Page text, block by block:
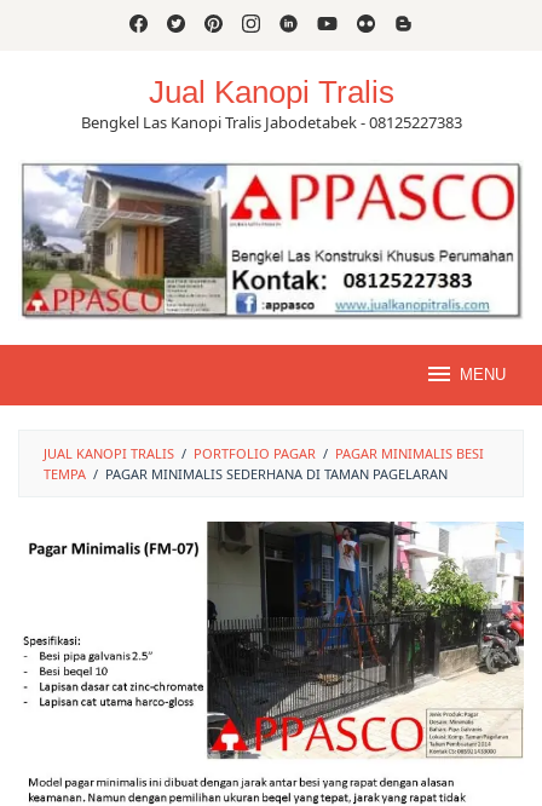
Jual Kanopi Tralis
Bengkel Las Kanopi Tralis Jabodetabek - 08125227383
MENU
JUAL KANOPI TRALIS / PORTFOLIO PAGAR / PAGAR MINIMALIS BESI
TEMPA / PAGAR MINIMALIS SEDERHANA DI TAMAN PAGELARAN